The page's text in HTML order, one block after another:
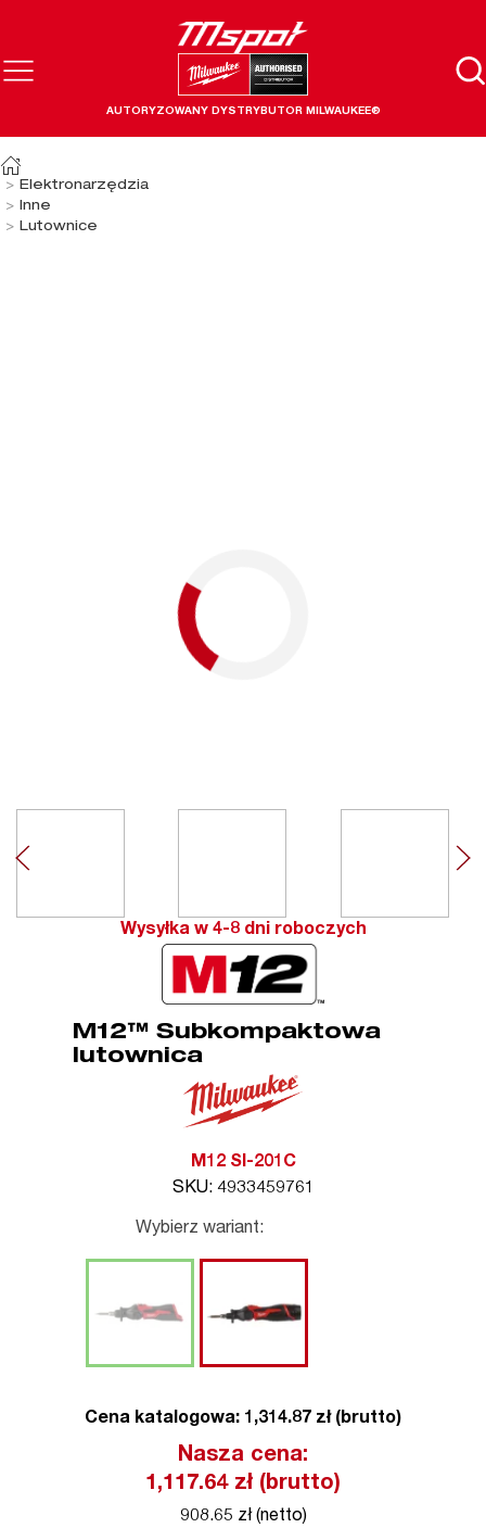
AUTORYZOWANY DYSTRYBUTOR MILWAUKEE®
Elektronarzędzia
Inne
Lutownice
Wysyłka w 4-8 dni roboczych
M12™ Subkompaktowa
lutownica
M12 SI-201C
SKU: 4933459761
Wybierz wariant:
Cena katalogowa: 1,314.87 zł (brutto)
Nasza cena:
1,117.64zł (brutto)
908.65 zł (netto)